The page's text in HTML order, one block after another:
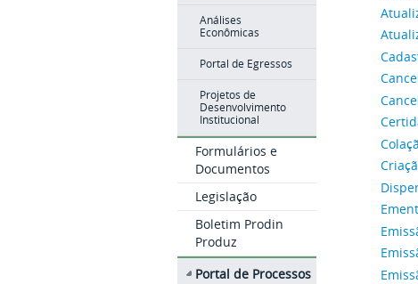
Análises
Econômicas
Portal de Egressos
Projetos de
Desenvolvimento
Institucional
Formulários e
Documentos
Legislação
Boletim Prodin
Produz
Portal de Processos